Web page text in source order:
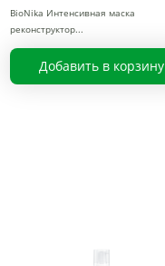
BioNika Интенсивная маска
реконструктор
Добавить в корзину